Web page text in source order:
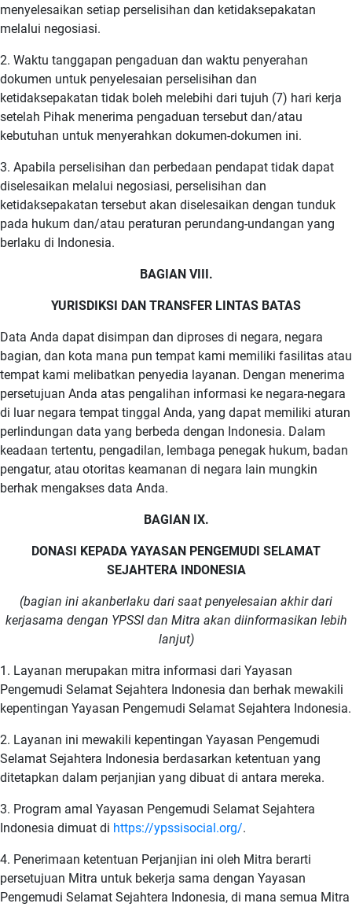
menyelesaikan setiap perselisihan dan ketidaksepakatan
melalui negosiasi.
2. Waktu tanggapan pengaduan dan waktu penyerahan
dokumen untuk penyelesaian perselisihan dan
ketidaksepakatan tidak boleh melebihi dari tujuh (7) hari kerja
setelah Pihak menerima pengaduan tersebut dan/atau
kebutuhan untuk menyerahkan dokumen-dokumen ini.
3. Apabila perselisihan dan perbedaan pendapat tidak dapat
diselesaikan melalui negosiasi, perselisihan dan
ketidaksepakatan tersebut akan diselesaikan dengan tunduk
pada hukum dan/atau peraturan perundang-undangan yang
berlaku di Indonesia.
BAGIAN VIII.
YURISDIKSI DAN TRANSFER LINTAS BATAS
Data Anda dapat disimpan dan diproses di negara, negara
bagian, dan kota mana pun tempat kami memiliki fasilitas atau
tempat kami melibatkan penyedia layanan. Dengan menerima
persetujuan Anda atas pengalihan informasi ke negara-negara
di luar negara tempat tinggal Anda, yang dapat memiliki aturan
perlindungan data yang berbeda dengan Indonesia. Dalam
keadaan tertentu, pengadilan, lembaga penegak hukum, badan
pengatur, atau otoritas keamanan di negara lain mungkin
berhak mengakses data Anda.
BAGIAN IX.
DONASI KEPADA YAYASAN PENGEMUDI SELAMAT
SEJAHTERA INDONESIA
(bagian ini akanberlaku dari saat penyelesaian akhir dari
kerjasama dengan YPSSI dan Mitra akan diinformasikan lebih
lanjut)
1. Layanan merupakan mitra informasi dari Yayasan
Pengemudi Selamat Sejahtera Indonesia dan berhak mewakili
kepentingan Yayasan Pengemudi Selamat Sejahtera Indonesia.
2. Layanan ini mewakili kepentingan Yayasan Pengemudi
Selamat Sejahtera Indonesia berdasarkan ketentuan yang
ditetapkan dalam perjanjian yang dibuat di antara mereka.
3. Program amal Yayasan Pengemudi Selamat Sejahtera
Indonesia dimuat di https://ypssisocial.org/.
4. Penerimaan ketentuan Perjanjian ini oleh Mitra berarti
persetujuan Mitra untuk bekerja sama dengan Yayasan
Pengemudi Selamat Sejahtera Indonesia, di mana semua Mitra